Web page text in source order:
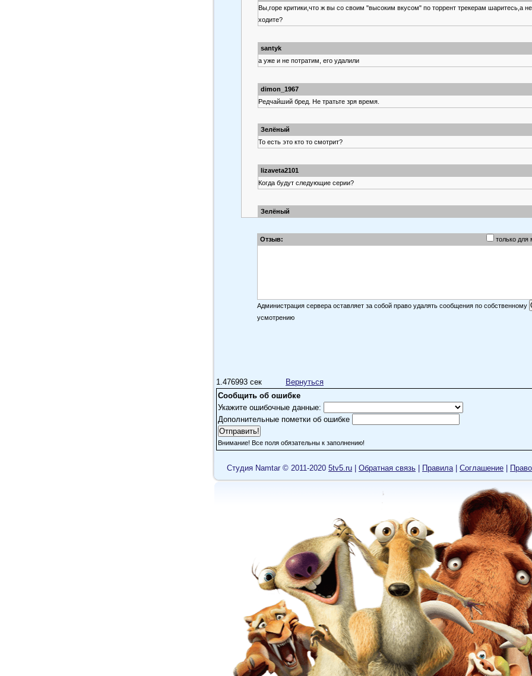
Вы,горе критики,что ж вы со своим "высоким вкусом" по торрент трекерам шаритесь,а
ходите?
santyk
а уже и не потратим, его удалили
dimon_1967
Редчайший бред. Не тратьте зря время.
Зелёный
То есть это кто то смотрит?
lizaveta2101
Когда будут следующие серии?
Зелёный
Отзыв: только для
Администрация сервера оставляет за собой право удалять сообщения по собственному
усмотрению
1.476993 сек
Вернуться
Сообщить об ошибке
Укажите ошибочные данные:
Дополнительные пометки об ошибке
Внимание! Все поля обязательны к заполнению!
Cтудия Namtar © 2011-2020 5tv5.ru Обратная связь Правила| Cоглашение